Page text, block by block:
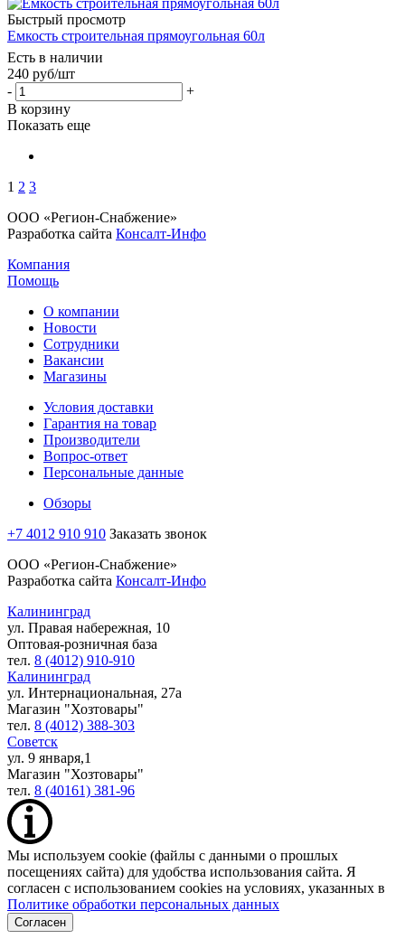
Быстрый просмотр
Емкость строительная прямоугольная 60л
Есть в наличии
240 руб/шт
-
+
В корзину
Показать еще
1 2 3
ООО «Регион-Снабжение»
Разработка сайта Консалт-Инфо
Компания
Помощь
О компании
Новости
Сотрудники
Вакансии
Магазины
Условия доставки
Гарантия на товар
Производители
Вопрос-ответ
Персональные данные
Обзоры
+7 4012 910 910 Заказать звонок
ООО «Регион-Снабжение»
Разработка сайта Консалт-Инфо
Калининград
ул. Правая набережная, 10
Оптовая-розничная база
тел. 8 (4012) 910-910
Калининград
ул. Интернациональная, 27а
Магазин "Хозтовары"
тел. 8 (4012) 388-303
Советск
ул. 9 января,1
Магазин "Хозтовары"
тел. 8 (40161) 381-96
Мы используем cookie (файлы с данными о прошлых
посещениях сайта) для удобства использования сайта. Я
согласен с использованием cookies на условиях, указанных в
Политике обработки персональных данных
Согласен